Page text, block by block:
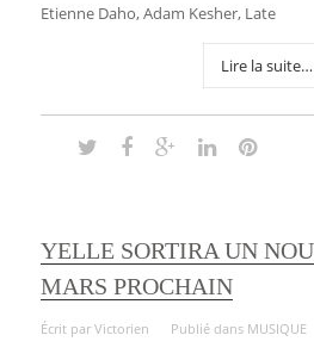
Etienne Daho, Adam Kesher, Late
Lire la suite…
YELLE SORTIRA UN
MARS PROCHAIN
Écrit par Victorien Publié dans MUSIQUE